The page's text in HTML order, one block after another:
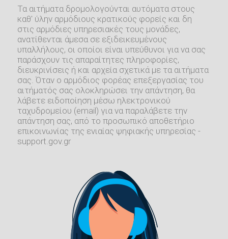
Τα αιτήματα δρομολογούνται αυτόματα στους
καθ' ύλην αρμόδιους κρατικούς φορείς και δη
στις αρμόδιες υπηρεσιακές τους μονάδες,
ανατίθενται άμεσα σε εξιδεικευμένους
υπαλλήλους, οι οποίοι είναι υπεύθυνοι για να σας
παράσχουν τις απαραίτητες πληροφορίες,
διευκρινίσεις ή και αρχεία σχετικά με τα αιτήματα
σας. Όταν ο αρμόδιος φορέας επεξεργασίας του
αιτήματός σας ολοκληρώσει την απάντηση, θα
λάβετε ειδοποίηση μέσω ηλεκτρονικού
ταχυδρομείου (email) για να παραλάβετε την
απάντηση σας, από το προσωπικό αποθετήριο
επικοινωνίας της ενιαίας ψηφιακής υπηρεσίας -
support.gov.gr